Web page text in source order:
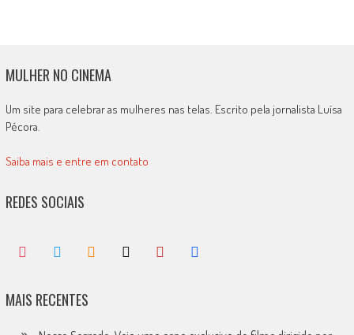
MULHER NO CINEMA
Um site para celebrar as mulheres nas telas. Escrito pela jornalista Luísa
Pécora.
Saiba mais e entre em contato
REDES SOCIAIS
MAIS RECENTES